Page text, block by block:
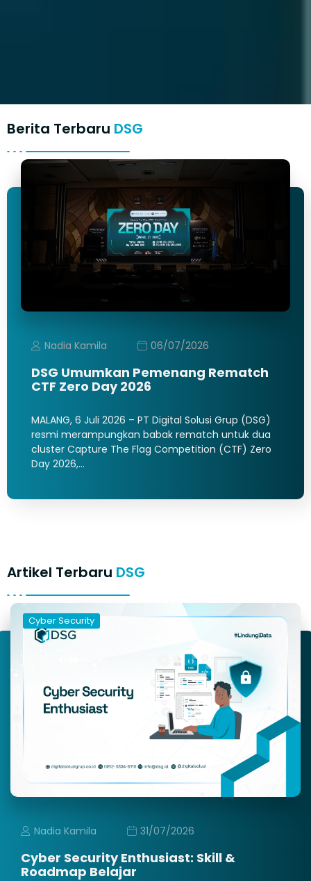
Berita Terbaru DSG
Nadia Kamila 06/07/2026
DSG Umumkan Pemenang Rematch
CTF Zero Day 2026
MALANG, 6 Juli 2026 – PT Digital Solusi Grup (DSG)
resmi merampungkan babak rematch untuk dua
cluster Capture The Flag Competition (CTF) Zero
Day 2026,…
Artikel Terbaru DSG
Cyber Security
Nadia Kamila 31/07/2026
Cyber Security Enthusiast: Skill &
Roadmap Belajar